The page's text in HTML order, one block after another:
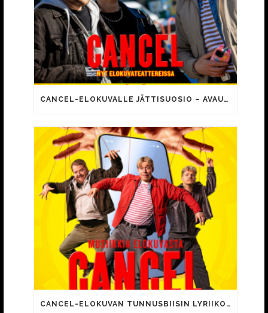
CANCEL-ELOKUVALLE JÄTTISUOSIO – AVAUSPÄIVÄNÄ JO 15 492 KATSOJAA!
CANCEL-ELOKUVAN TUNNUSBIISIN LYRIIKOISSA TUTTUJA MEEMIHOKEMIA YOUTUBE-VIDEOILTA!